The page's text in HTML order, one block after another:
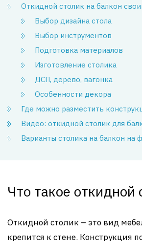
Откидной столик на балкон
Выбор дизайна стола
Выбор инструментов
Подготовка материалов
Изготовление столика
ДСП, дерево, вагонка
Особенности декора
Где можно разместить
Видео: откидной столик для
Варианты столика на балкон на
Что такое откидной
Откидной столик – это вид
крепится к стене. Конструкция